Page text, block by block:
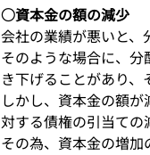
○資本金の額の減少
会社の業績が悪いと、
そのような場合に、
き下げることがあり、
しかし、資本金の額
対する債権の引当ての
その為、資本金の増加